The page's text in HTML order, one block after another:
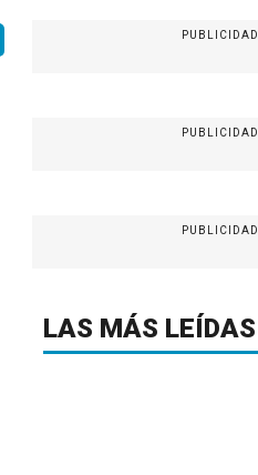
PUBLICIDAD
PUBLICIDAD
PUBLICIDAD
LAS MÁS LEÍDAS